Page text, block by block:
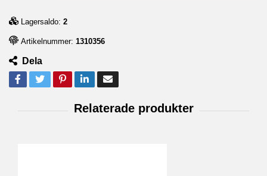
Lagersaldo: 2
Artikelnummer: 1310356
Dela